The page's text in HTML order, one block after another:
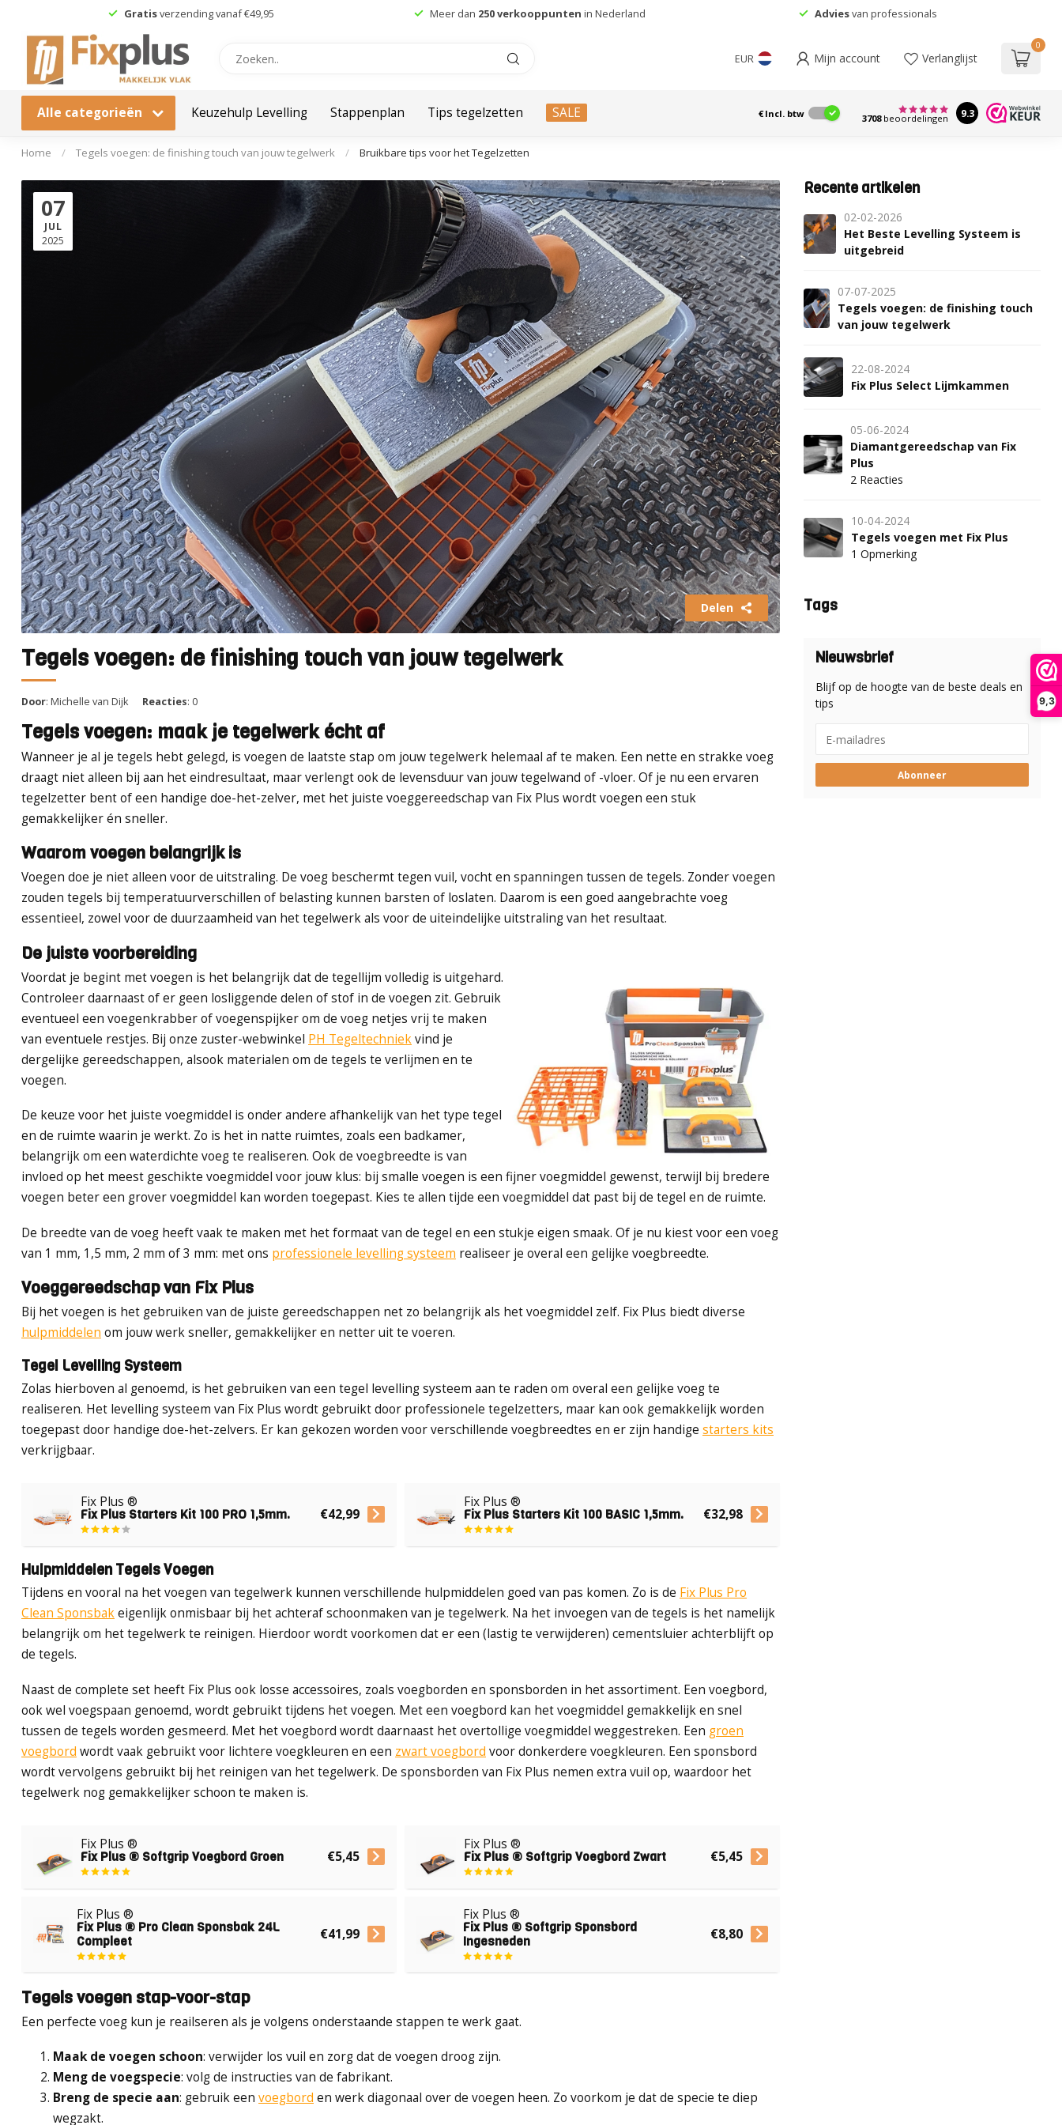
9,3
Gratisverzending vanaf €49,95 Meer dan 250 verkooppunten in Nederland Adviesvan professionals
EUR Mijn account Verlanglijst
0
Alle categorieën Keuzehulp Levelling Stappenplan Tips tegelzetten SALE €Incl. btw 3708beoordelingen 9.3
Home / Tegels voegen: de finishing touch van jouw tegelwerk / Bruikbare tips voor het Tegelzetten
07
JUL
2025
Delen
Tegels voegen: de finishing touch van jouw tegelwerk
Door: Michelle van Dijk Reacties: 0
Tegels voegen: maak je tegelwerk écht af
Wanneer je al je tegels hebt gelegd, is voegen de laatste stap om jouw tegelwerk helemaal af te maken. Een nette en strakke voeg
draagt niet alleen bij aan het eindresultaat, maar verlengt ook de levensduur van jouw tegelwand of -vloer. Of je nu een ervaren
tegelzetter bent of een handige doe-het-zelver, met het juiste voeggereedschap van Fix Plus wordt voegen een stuk
gemakkelijker én sneller.
Waarom voegen belangrijk is
Voegen doe je niet alleen voor de uitstraling. De voeg beschermt tegen vuil, vocht en spanningen tussen de tegels. Zonder voegen
zouden tegels bij temperatuurverschillen of belasting kunnen barsten of loslaten. Daarom is een goed aangebrachte voeg
essentieel, zowel voor de duurzaamheid van het tegelwerk als voor de uiteindelijke uitstraling van het resultaat.
De juiste voorbereiding
Voordat je begint met voegen is het belangrijk dat de tegellijm volledig is uitgehard.
Controleer daarnaast of er geen losliggende delen of stof in de voegen zit. Gebruik
eventueel een voegenkrabber of voegenspijker om de voeg netjes vrij te maken
van eventuele restjes. Bij onze zuster-webwinkel PH Tegeltechniekvind je
dergelijke gereedschappen, alsook materialen om de tegels te verlijmen en te
voegen.
De keuze voor het juiste voegmiddel is onder andere afhankelijk van het type tegel
en de ruimte waarin je werkt. Zo is het in natte ruimtes, zoals een badkamer,
belangrijk om een waterdichte voeg te realiseren. Ook de voegbreedte is van
invloed op het meest geschikte voegmiddel voor jouw klus: bij smalle voegen is een fijner voegmiddel gewenst, terwijl bij bredere
voegen beter een grover voegmiddel kan worden toegepast. Kies te allen tijde een voegmiddel dat past bij de tegel en de ruimte.
De breedte van de voeg heeft vaak te maken met het formaat van de tegel en een stukje eigen smaak. Of je nu kiest voor een voeg
van 1 mm, 1,5 mm, 2 mm of 3 mm: met ons professionele levelling systeem realiseer je overal een gelijke voegbreedte.
Voeggereedschap van Fix Plus
Bij het voegen is het gebruiken van de juiste gereedschappen net zo belangrijk als het voegmiddel zelf. Fix Plus biedt diverse
hulpmiddelen om jouw werk sneller, gemakkelijker en netter uit te voeren.
Tegel Levelling Systeem
Zolas hierboven al genoemd, is het gebruiken van een tegel levelling systeem aan te raden om overal een gelijke voeg te
realiseren. Het levelling systeem van Fix Plus wordt gebruikt door professionele tegelzetters, maar kan ook gemakkelijk worden
toegepast door handige doe-het-zelvers. Er kan gekozen worden voor verschillende voegbreedtes en er zijn handige starters kits
verkrijgbaar.
Fix Plus ®
Fix Plus Starters Kit 100 PRO 1,5mm. €42,99
Fix Plus ®
Fix Plus Starters Kit 100 BASIC 1,5mm. €32,98
Hulpmiddelen Tegels Voegen
Tijdens en vooral na het voegen van tegelwerk kunnen verschillende hulpmiddelen goed van pas komen. Zo is de Fix Plus Pro
Clean Sponsbakeigenlijk onmisbaar bij het achteraf schoonmaken van je tegelwerk. Na het invoegen van de tegels is het namelijk
belangrijk om het tegelwerk te reinigen. Hierdoor wordt voorkomen dat er een (lastig te verwijderen) cementsluier achterblijft op
de tegels.
Naast de complete set heeft Fix Plus ook losse accessoires, zoals voegborden en sponsborden in het assortiment. Een voegbord,
ook wel voegspaan genoemd, wordt gebruikt tijdens het voegen. Met een voegbord kan het voegmiddel gemakkelijk en snel
tussen de tegels worden gesmeerd. Met het voegbord wordt daarnaast het overtollige voegmiddel weggestreken. Een groen
voegbord wordt vaak gebruikt voor lichtere voegkleuren en een zwart voegbord voor donkerdere voegkleuren. Een sponsbord
wordt vervolgens gebruikt bij het reinigen van het tegelwerk. De sponsborden van Fix Plus nemen extra vuil op, waardoor het
tegelwerk nog gemakkelijker schoon te maken is.
Fix Plus ®
Fix Plus ® Softgrip Voegbord Groen €5,45
Fix Plus ®
Fix Plus ® Softgrip Voegbord Zwart €5,45
Fix Plus ®
Fix Plus ® Pro Clean Sponsbak 24L
Compleet
€41,99
Fix Plus ®
Fix Plus ® Softgrip Sponsbord
Ingesneden
€8,80
Tegels voegen stap-voor-stap
Een perfecte voeg kun je reailseren als je volgens onderstaande stappen te werk gaat.
Maak de voegen schoon: verwijder los vuil en zorg dat de voegen droog zijn.
Meng de voegspecie: volg de instructies van de fabrikant.
Breng de specie aan: gebruik een voegbord en werk diagonaal over de voegen heen. Zo voorkom je dat de specie te diep
wegzakt.
Recente artikelen
02-02-2026
Het Beste Levelling Systeem is
uitgebreid
07-07-2025
Tegels voegen: de finishing touch
van jouw tegelwerk
22-08-2024
Fix Plus Select Lijmkammen
05-06-2024
Diamantgereedschap van Fix
Plus
2 Reacties
10-04-2024
Tegels voegen met Fix Plus
1 Opmerking
Tags
Nieuwsbrief
Blijf op de hoogte van de beste deals en
tips
Abonneer